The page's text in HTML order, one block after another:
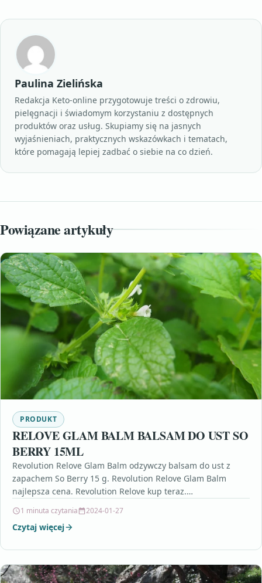
Paulina Zielińska
Redakcja Keto-online przygotowuje treści o zdrowiu,
pielęgnacji i świadomym korzystaniu z dostępnych
produktów oraz usług. Skupiamy się na jasnych
wyjaśnieniach, praktycznych wskazówkach i tematach,
które pomagają lepiej zadbać o siebie na co dzień.
Powiązane artykuły
PRODUKT
RELOVE GLAM BALM BALSAM DO UST SO
BERRY 15ML
Revolution Relove Glam Balm odzywczy balsam do ust z
zapachem So Berry 15 g. Revolution Relove Glam Balm
najlepsza cena. Revolution Relove kup teraz.…
1 minuta czytania 2024-01-27
Czytaj więcej